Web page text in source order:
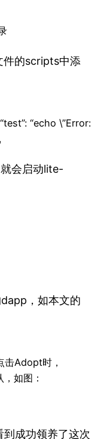
件的scripts中添
“echo \”Error:
会启动lite-
，如本文的
击Adopt时，
如图：
成功领养了这次